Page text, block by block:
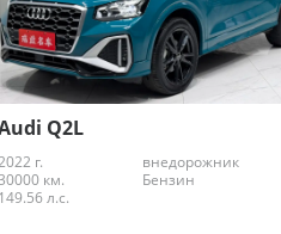
Q2L
г.
внедорожник
км.
Бензин
149.56 л.с.